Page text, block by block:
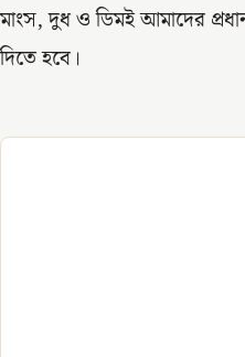
মাংস, দুধ ও ডিমই আমাদের
দিতে হবে।